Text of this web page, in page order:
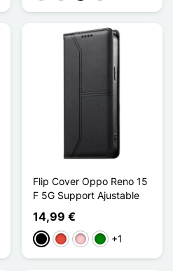
Flip Cover Oppo Reno 15
F 5G Support Ajustable
14,99 €
PretoVermelho
RosaVerde
+1